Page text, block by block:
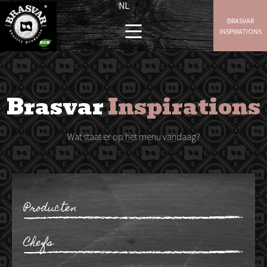
NL
BRASVAR
INSPIRATIONS
BrasvarInspirations
Wat staat er op het menu vandaag?
Producten
Ribben
Gehakt
Wangen
Chefs
Maarten Bouckaert